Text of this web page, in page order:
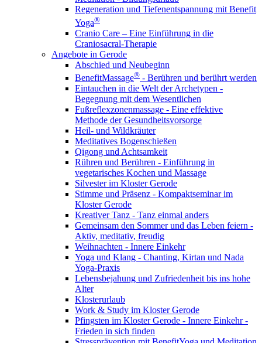
Regeneration und Tiefenentspannung mit Benefit
Yoga®
Cranio Care – Eine Einführung in die
Craniosacral-Therapie
Angebote in Gerode
Abschied und Neubeginn
BenefitMassage® - Berühren und berührt werden
Eintauchen in die Welt der Archetypen -
Begegnung mit dem Wesentlichen
Fußreflexzonenmassage - Eine effektive
Methode der Gesundheitsvorsorge
Heil- und Wildkräuter
Meditatives Bogenschießen
Qigong und Achtsamkeit
Rühren und Berühren - Einführung in
vegetarisches Kochen und Massage
Silvester im Kloster Gerode
Stimme und Präsenz - Kompaktseminar im
Kloster Gerode
Kreativer Tanz - Tanz einmal anders
Gemeinsam den Sommer und das Leben feiern -
Aktiv, meditativ, freudig
Weihnachten - Innere Einkehr
Yoga und Klang - Chanting, Kirtan und Nada
Yoga-Praxis
Lebensbejahung und Zufriedenheit bis ins hohe
Alter
Klosterurlaub
Work & Study im Kloster Gerode
Pfingsten im Kloster Gerode - Innere Einkehr -
Frieden in sich finden